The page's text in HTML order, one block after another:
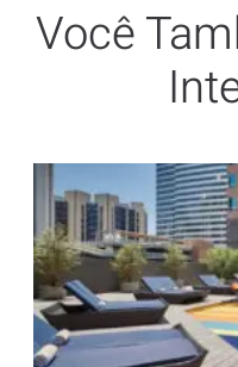
Você